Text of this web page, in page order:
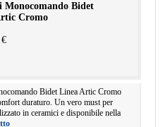
Monocomando Bidet
Cromo
Bidet Linea Artic Cromo
duraturo. Un vero must per
in ceramici e disponibile nella